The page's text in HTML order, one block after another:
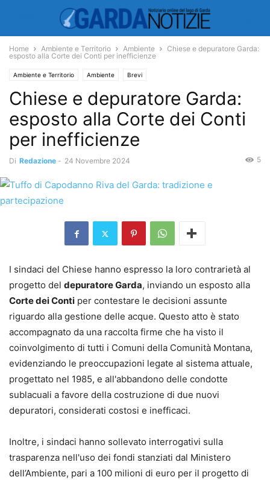
Home Ambiente e Territorio Ambiente
Chiese e depuratore Garda:
esposto alla Corte dei Conti per inefficienze
Ambiente e Territorio Ambiente Brevi
Chiese e depuratore Garda:
esposto alla Corte dei Conti
per inefficienze
Di Redazione - 24 Novembre 2024 5
I sindaci del Chiese hanno espresso la loro contrarietà al
progetto del depuratore Garda, inviando un esposto alla
Corte dei Conti per contestare le decisioni assunte
riguardo alla gestione delle acque. Questo atto è stato
accompagnato da una raccolta firme che ha visto il
coinvolgimento di tutti i Comuni della Comunità Montana,
evidenziando le preoccupazioni legate al sistema attuale,
progettato nel 1985, e all'abbandono delle condotte
sublacuali a favore della costruzione di due nuovi
depuratori, considerati costosi e inefficaci.
Inoltre, i sindaci hanno sollevato interrogativi sulla
trasparenza nell'uso dei fondi stanziati dal Ministero
dell’Ambiente, pari a 100 milioni di euro per il progetto di